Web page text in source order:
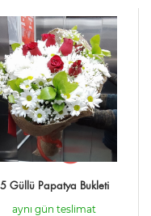
5 Güllü Papatya Bukleti
aynı gün teslimat